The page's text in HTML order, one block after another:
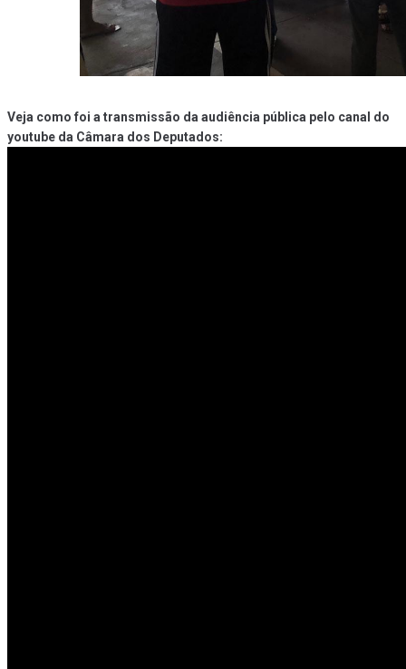
Veja como foi a transmissão da audiência pública pelo canal do
youtube da Câmara dos Deputados: